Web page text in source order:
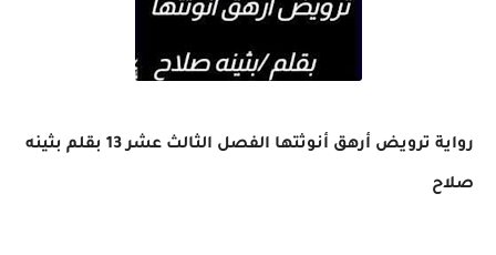
رواية ترويض أرهق أنوثتها الفصل الثالث عشر 13 بقلم بثينه
صلاح